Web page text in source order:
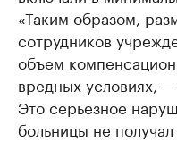
«Таким образом,
сотрудников
объем
вредных условиях,
Это серьезное
больницы не